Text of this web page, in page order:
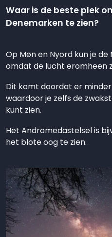
Waar is de beste plek
Denemarken te zien?
Op Møn en Nyord kun je de
omdat de lucht eromheen
Dit komt doordat er
waardoor je zelfs de
kunt zien.
Het Andromedastelsel is
het blote oog te zien.